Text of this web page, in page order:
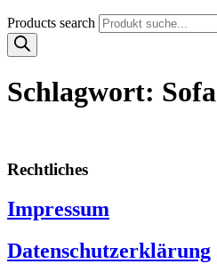
Products search
Schlagwort: Sofa
Rechtliches
Impressum
Datenschutzerklärung